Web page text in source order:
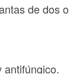
de dos o
antifúngico.